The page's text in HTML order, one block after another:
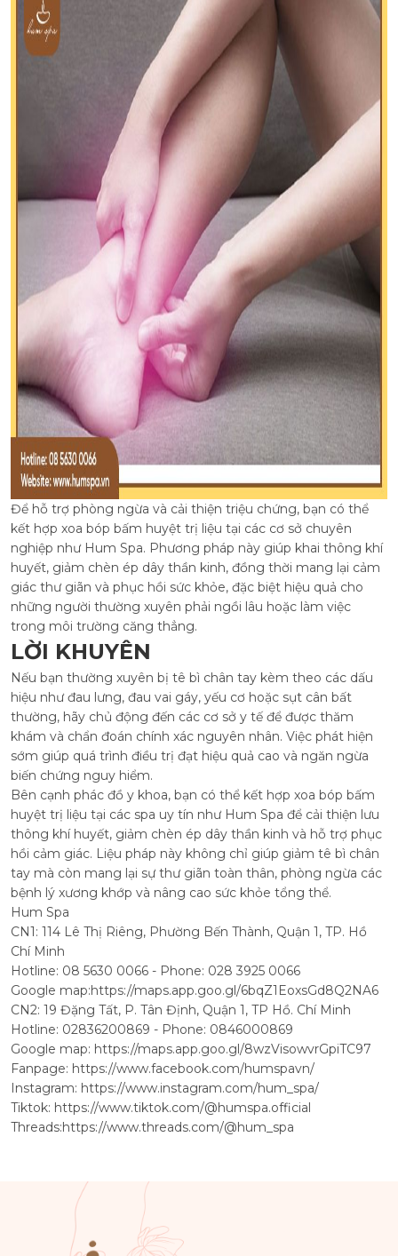
Để hỗ trợ phòng ngừa và cải thiện triệu chứng, bạn có thể
kết hợp xoa bóp bấm huyệt trị liệu tại các cơ sở chuyên
nghiệp như Hum Spa. Phương pháp này giúp khai thông khí
huyết, giảm chèn ép dây thần kinh, đồng thời mang lại cảm
giác thư giãn và phục hồi sức khỏe, đặc biệt hiệu quả cho
những người thường xuyên phải ngồi lâu hoặc làm việc
trong môi trường căng thẳng.
LỜI KHUYÊN
Nếu bạn thường xuyên bị tê bì chân tay kèm theo các dấu
hiệu như đau lưng, đau vai gáy, yếu cơ hoặc sụt cân bất
thường, hãy chủ động đến các cơ sở y tế để được thăm
khám và chẩn đoán chính xác nguyên nhân. Việc phát hiện
sớm giúp quá trình điều trị đạt hiệu quả cao và ngăn ngừa
biến chứng nguy hiểm.
Bên cạnh phác đồ y khoa, bạn có thể kết hợp xoa bóp bấm
huyệt trị liệu tại các spa uy tín như Hum Spa để cải thiện lưu
thông khí huyết, giảm chèn ép dây thần kinh và hỗ trợ phục
hồi cảm giác. Liệu pháp này không chỉ giúp giảm tê bì chân
tay mà còn mang lại sự thư giãn toàn thân, phòng ngừa các
bệnh lý xương khớp và nâng cao sức khỏe tổng thể.
Hum Spa
CN1: 114 Lê Thị Riêng, Phường Bến Thành, Quận 1, TP. Hồ
Chí Minh
Hotline: 08 5630 0066 - Phone: 028 3925 0066
Google map:https://maps.app.goo.gl/6bqZ1EoxsGd8Q2NA6
CN2: 19 Đặng Tất, P. Tân Định, Quận 1, TP Hồ. Chí Minh
Hotline: 02836200869 - Phone: 0846000869
Google map: https://maps.app.goo.gl/8wzVisowvrGpiTC97
Fanpage: https://www.facebook.com/humspavn/
Instagram: https://www.instagram.com/hum_spa/
Tiktok: https://www.tiktok.com/@humspa.official
Threads:https://www.threads.com/@hum_spa